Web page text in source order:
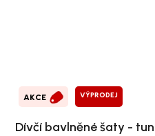
AKCE VÝPRODEJ
Dívčí bavlněné šaty -